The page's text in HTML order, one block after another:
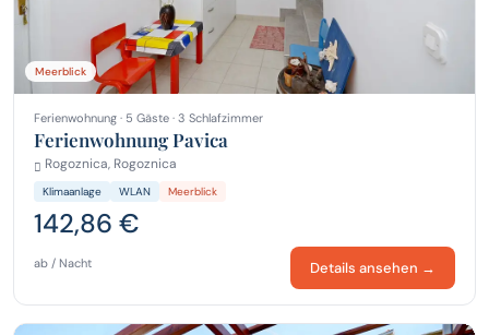
Meerblick
Ferienwohnung · 5 Gäste · 3 Schlafzimmer
Ferienwohnung Pavica
Rogoznica, Rogoznica
Klimaanlage WLAN Meerblick
142,86 €
ab / Nacht Details ansehen →